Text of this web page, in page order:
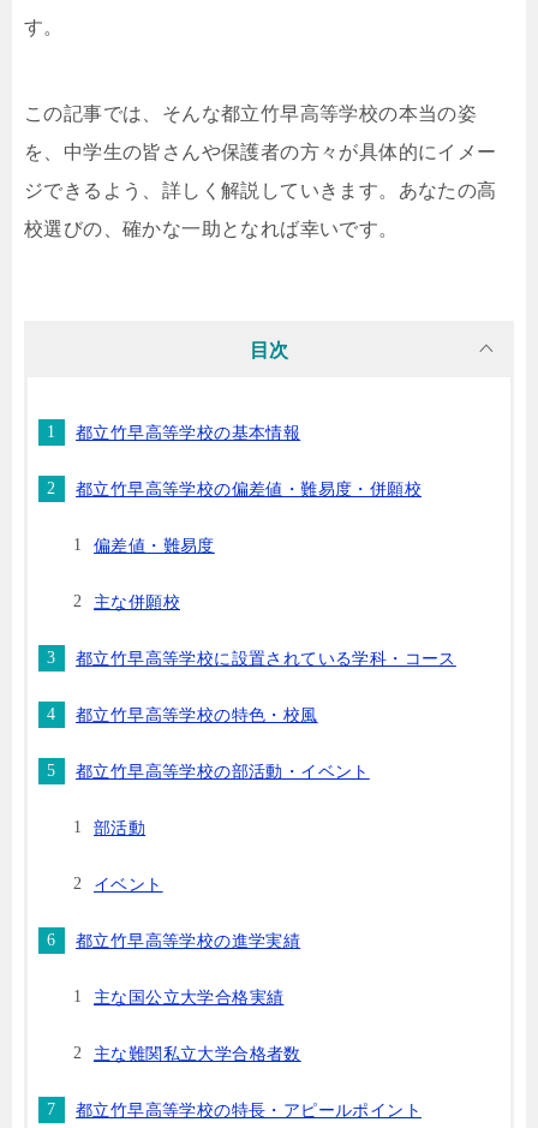
す。
この記事では、そんな都立竹早高等学校の本当の姿
を、中学生の皆さんや保護者の方々が具体的にイメー
ジできるよう、詳しく解説していきます。あなたの高
校選びの、確かな一助となれば幸いです。
目次
都立竹早高等学校の基本情報
都立竹早高等学校の偏差値・難易度・併願校
偏差値・難易度
主な併願校
都立竹早高等学校に設置されている学科・コース
都立竹早高等学校の特色・校風
都立竹早高等学校の部活動・イベント
部活動
イベント
都立竹早高等学校の進学実績
主な国公立大学合格実績
主な難関私立大学合格者数
都立竹早高等学校の特長・アピールポイント